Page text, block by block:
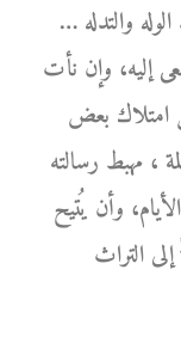
والتدله …
إليه، وإن نأت
امتلاك بعض
، مهبط رسالته
وأن يُتيح
التراث